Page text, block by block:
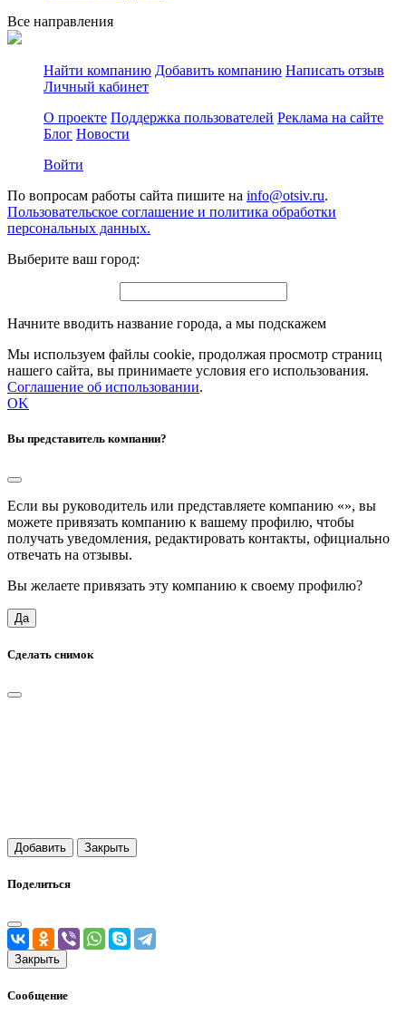
Все направления
Найти компанию Добавить компанию Написать отзыв
Личный кабинет
О проекте Поддержка пользователей Реклама на сайте
Блог Новости
Войти
По вопросам работы сайта пишите на info@otsiv.ru.
Пользовательское соглашение и политика обработки
персональных данных.
Выберите ваш город:
Начните вводить название города, а мы подскажем
Мы используем файлы cookie, продолжая просмотр страниц
нашего сайта, вы принимаете условия его использования.
Соглашение об использовании.
OK
Вы представитель компании?
Если вы руководитель или представляете компанию «», вы
можете привязать компанию к вашему профилю, чтобы
получать уведомления, редактировать контакты, официально
отвечать на отзывы.
Вы желаете привязать эту компанию к своему профилю?
Да
Сделать снимок
Добавить Закрыть
Поделиться
Закрыть
Сообщение